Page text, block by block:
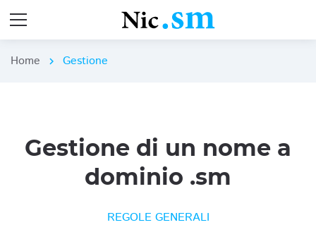
Home chevron_right Gestione
Gestione di un nome a
dominio .sm
REGOLE GENERALI